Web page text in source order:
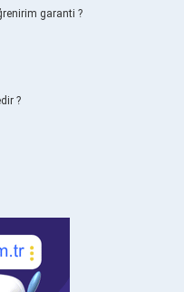
garanti ?
?